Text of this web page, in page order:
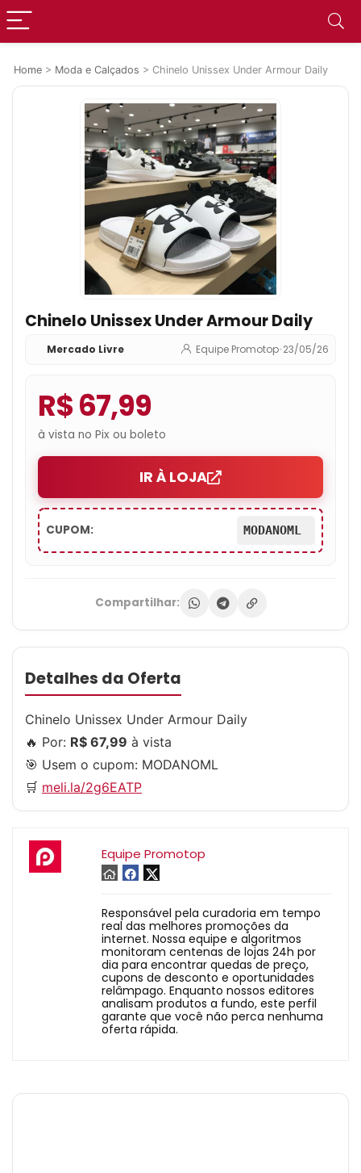
Home > Moda e Calçados > Chinelo Unissex Under Armour Daily
Chinelo Unissex Under Armour Daily
Mercado Livre Equipe Promotop•23/05/26
R$ 67,99
à vista no Pix ou boleto
IR À LOJA
CUPOM: MODANOML
Compartilhar:
Detalhes da Oferta
Chinelo Unissex Under Armour Daily
🔥 Por: R$ 67,99 à vista
🎯 Usem o cupom: MODANOML
🛒 meli.la/2g6EATP
Equipe Promotop
Responsável pela curadoria em tempo
real das melhores promoções da
internet. Nossa equipe e algoritmos
monitoram centenas de lojas 24h por
dia para encontrar quedas de preço,
cupons de desconto e oportunidades
relâmpago. Enquanto nossos editores
analisam produtos a fundo, este perfil
garante que você não perca nenhuma
oferta rápida.